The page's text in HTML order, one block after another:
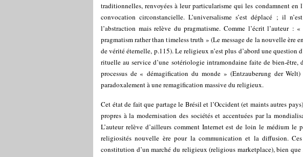
traditionnelles, renvoyées à leur particularisme qui les condamnent en
convocation circonstancielle. L’universalisme s’est déplacé ; il
l’abstraction mais relève du pragmatisme. Comme l’écrit l’auteur :
pragmatism rather than timeless truth » (Le message de la nouvelle ère
de vérité éternelle, p.115). Le religieux n’est plus d’abord une question
rituelle au service d’une sotériologie intramondaine faite de bien-être,
processus de « démagification du monde » (Entzauberung der
paradoxalement à une remagification massive du religieux.
Cet état de fait que partage le Brésil et l’Occident (et maints autres
propres à la modernisation des sociétés et accentuées par la
L’auteur relève d’ailleurs comment Internet est de loin le médium
religiosités nouvelle ère pour la communication et la diffusion.
constitution d’un marché du religieux (religious marketplace), bien que